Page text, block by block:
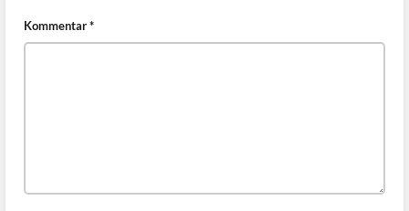
Kommentar*